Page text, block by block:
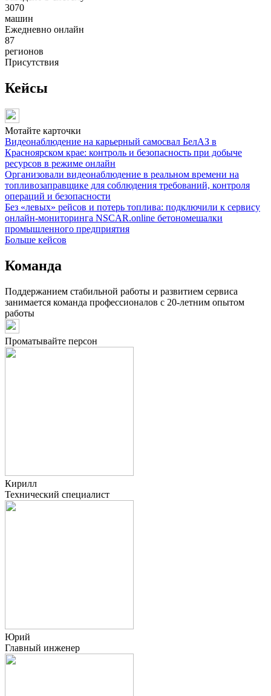
3070
машин
Ежедневно онлайн
87
регионов
Присутствия
Кейсы
Мотайте карточки
Видеонаблюдение на карьерный самосвал БелАЗ в
Красноярском крае: контроль и безопасность при добыче
ресурсов в режиме онлайн
Организовали видеонаблюдение в реальном времени на
топливозаправщике для соблюдения требований, контроля
операций и безопасности
Без «левых» рейсов и потерь топлива: подключили к сервису
онлайн-мониторинга NSCAR.online бетономешалки
промышленного предприятия
Больше кейсов
Команда
Поддержанием стабильной работы и развитием сервиса
занимается команда профессионалов с 20-летним опытом
работы
Проматывайте персон
Кирилл
Технический специалист
Юрий
Главный инженер